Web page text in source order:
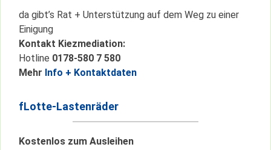
da gibt’s Rat + Unterstützung auf dem Weg zu einer
Einigung
Kontakt Kiezmediation:
Hotline 0178-580 7 580
Mehr Info + Kontaktdaten
fLotte-Lastenräder
Kostenlos zum Ausleihen